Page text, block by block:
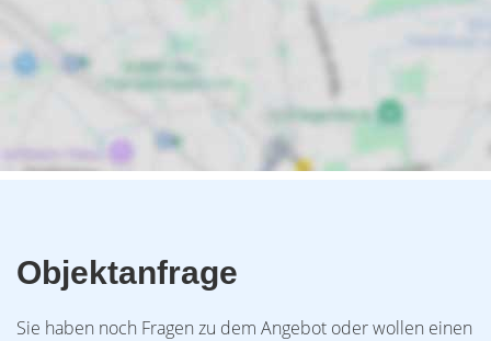
Objektanfrage
Sie haben noch Fragen zu dem Angebot oder wollen einen